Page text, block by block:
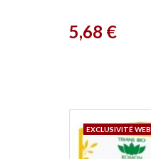
Prix
5,68 €
EXCLUSIVITÉ WEB